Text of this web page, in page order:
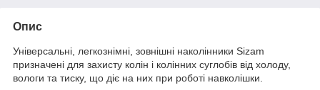
Опис
Універсальні, легкознімні, зовнішні наколінники Sizam
призначені для захисту колін і колінних суглобів від холоду,
вологи та тиску, що діє на них при роботі навколішки.